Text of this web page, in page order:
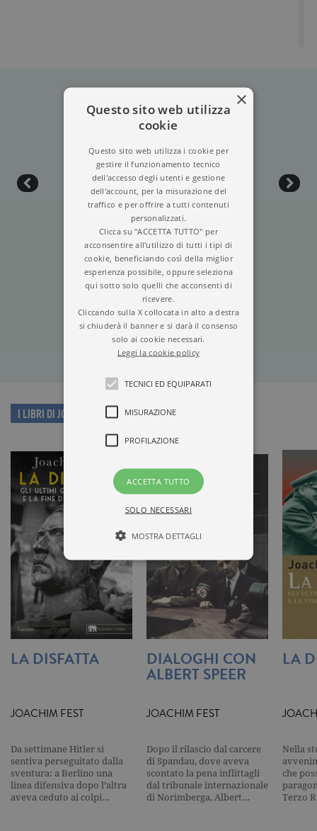
LA DISFATTA
I LIBRI DI JOACHIM FEST
LA DISFATTA
JOACHIM FEST
Da settimane Hitler si
sentiva perseguitato dalla
sventura: a Berlino una
linea difensiva dopo l’altra
aveva ceduto ai colpi…
DIALOGHI CON
ALBERT SPEER
JOACHIM FEST
Dopo il rilascio dal carcere
di Spandau, dove aveva
scontato la pena inflittagli
dal tribunale internazionale
di Norimberga, Albert…
LA
Nella
che
Terzo
×
Questo sito web utilizza
cookie
Questo sito web utilizza i cookie per
gestire il funzionamento tecnico
dell'accesso degli utenti e gestione
dell'account, per la misurazione del
traffico e per offrire a tutti contenuti
personalizzati.
Clicca su "ACCETTA TUTTO" per
acconsentire all'utilizzo di tutti i tipi di
cookie, beneficiando così della miglior
esperienza possibile, oppure seleziona
qui sotto solo quelli che acconsenti di
ricevere.
Cliccando sulla X collocata in alto a destra
si chiuderà il banner e si darà il consenso
solo ai cookie necessari.
Leggi la cookie policy
TECNICI ED EQUIPARATI
MISURAZIONE
PROFILAZIONE
ACCETTA TUTTO
SOLO NECESSARI
MOSTRA DETTAGLI
Tecnici ed equiparati
Misurazione
Profilazione
I cookie tecnici sono strettamente
del sito Web principale come l'accesso
degli utenti e la gestione dell'account. Il
sito Web non può essere utilizzato
delle condizioni previste dal Garante, i
consenso.
Nome Dominio Scadenza
Descrizione
_gid
.garzanti.it 1 giorno
Questo
impostato